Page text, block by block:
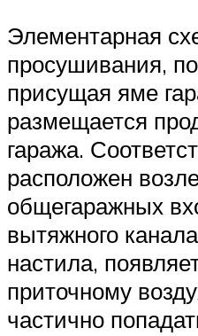
Элементарная
просушивания,
присущая яме
размещается
гаража.
расположен
общегаражных
вытяжного
настила,
приточному
частично